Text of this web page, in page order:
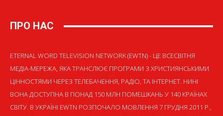
ПРО НАС
ETERNAL WORD TELEVISION NETWORK (EWTN) - ЦЕ ВСЕСВІТНЯ
МЕДІА-МЕРЕЖА, ЯКА ТРАНСЛЮЄ ПРОГРАМИ З ХРИСТИЯНСЬКИМИ
ЦІННОСТЯМИ ЧЕРЕЗ ТЕЛЕБАЧЕННЯ, РАДІО, ТА ІНТЕРНЕТ. НИНІ
ВОНА ДОСТУПНА В ПОНАД 150 МЛН ПОМЕШКАНЬ У 140 КРАЇНАХ
СВІТУ. В УКРАЇНІ EWTN РОЗПОЧАЛО МОВЛЕННЯ 7 ГРУДНЯ 2011 Р.,